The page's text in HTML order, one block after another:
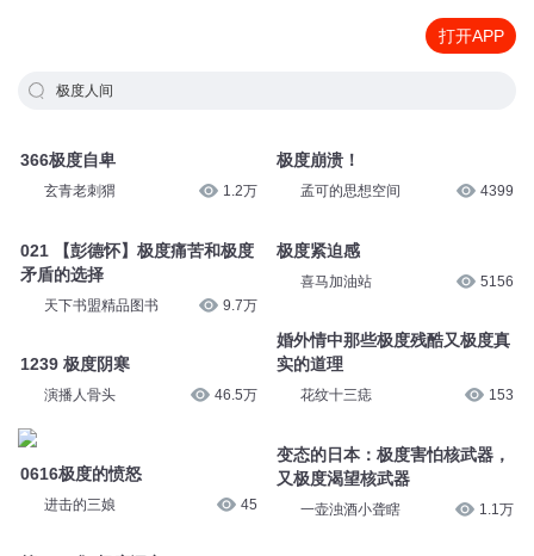
打开APP
极度人间
366极度自卑
玄青老刺猬 1.2万
021 【彭德怀】极度痛苦和极度
矛盾的选择
天下书盟精品图书 9.7万
1239 极度阴寒
演播人骨头 46.5万
0616极度的愤怒
进击的三娘 45
极度崩溃！
孟可的思想空间 4399
极度紧迫感
喜马加油站 5156
婚外情中那些极度残酷又极度真
实的道理
花纹十三痣 153
变态的日本：极度害怕核武器，
又极度渴望核武器
一壶浊酒小聋瞎 1.1万